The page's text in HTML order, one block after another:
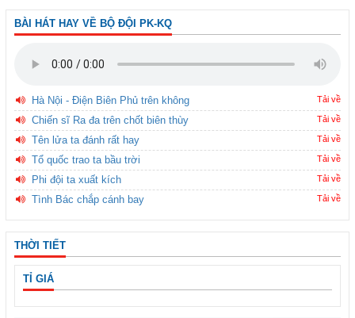
BÀI HÁT HAY VỀ BỘ ĐỘI PK-KQ
Hà Nội - Điện Biên Phủ trên không Tải về
Chiến sĩ Ra đa trên chốt biên thùy Tải về
Tên lửa ta đánh rất hay Tải về
Tổ quốc trao ta bầu trời Tải về
Phi đội ta xuất kích Tải về
Tình Bác chắp cánh bay Tải về
THỜI TIẾT
TỈ GIÁ